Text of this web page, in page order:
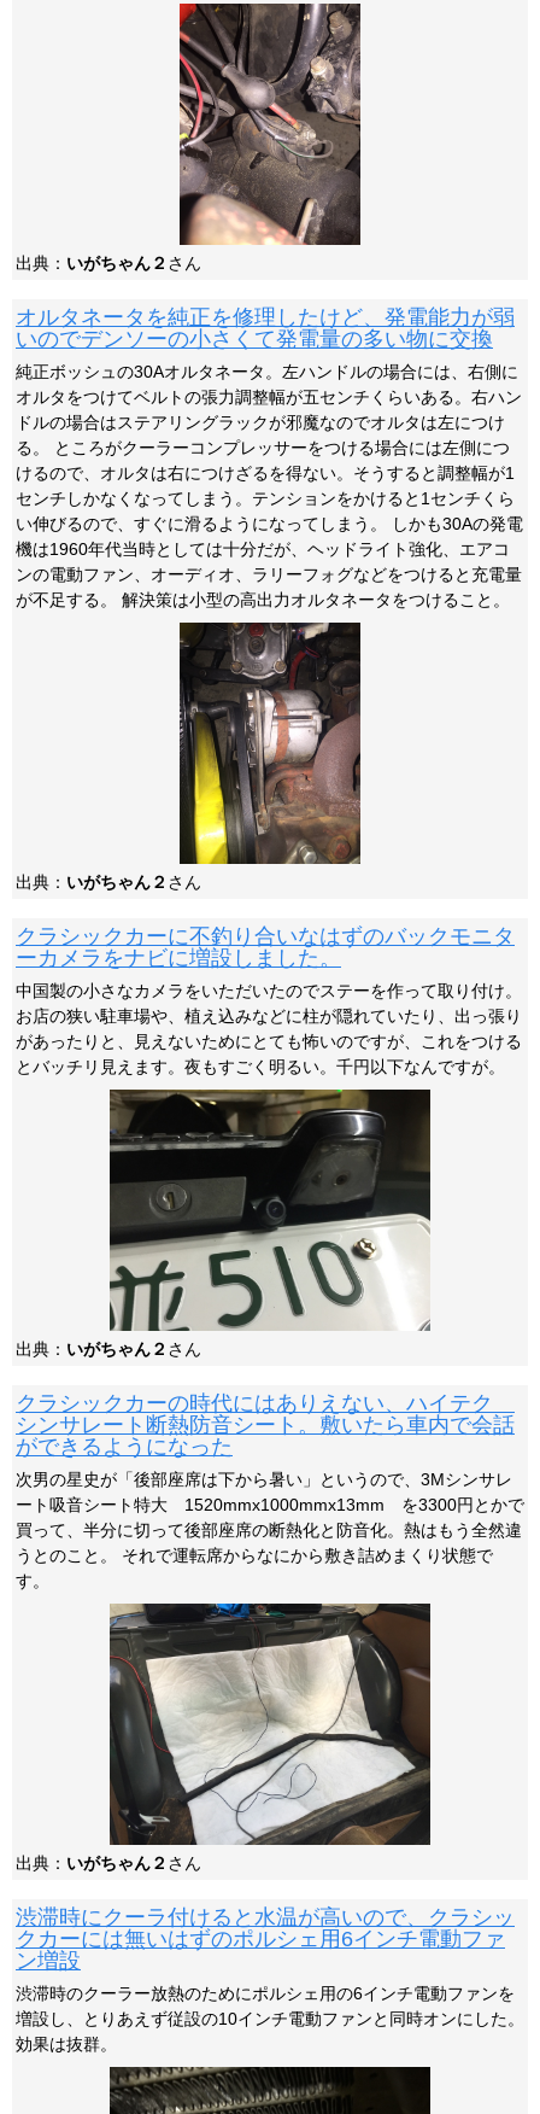
出典： いがちゃん２ さん
オルタネータを純正を修理したけど、発電能力が弱
いのでデンソーの小さくて発電量の多い物に交換
純正ボッシュの30Aオルタネータ。左ハンドルの場合には、右側に
オルタをつけてベルトの張力調整幅が五センチくらいある。右ハン
ドルの場合はステアリングラックが邪魔なのでオルタは左につけ
る。 ところがクーラーコンプレッサーをつける場合には左側につ
けるので、オルタは右につけざるを得ない。そうすると調整幅が1
センチしかなくなってしまう。テンションをかけると1センチくら
い伸びるので、すぐに滑るようになってしまう。 しかも30Aの発電
機は1960年代当時としては十分だが、ヘッドライト強化、エアコ
ンの電動ファン、オーディオ、ラリーフォグなどをつけると充電量
が不足する。 解決策は小型の高出力オルタネータをつけること。
出典： いがちゃん２ さん
クラシックカーに不釣り合いなはずのバックモニタ
ーカメラをナビに増設しました。
中国製の小さなカメラをいただいたのでステーを作って取り付け。
お店の狭い駐車場や、植え込みなどに柱が隠れていたり、出っ張り
があったりと、見えないためにとても怖いのですが、これをつける
とバッチリ見えます。夜もすごく明るい。千円以下なんですが。
出典： いがちゃん２ さん
クラシックカーの時代にはありえない、ハイテク
シンサレート断熱防音シート。敷いたら車内で会話
ができるようになった
次男の星史が「後部座席は下から暑い」というので、3Mシンサレ
ート吸音シート特大 1520mmx1000mmx13mm を3300円とかで
買って、半分に切って後部座席の断熱化と防音化。熱はもう全然違
うとのこと。 それで運転席からなにから敷き詰めまくり状態で
す。
出典： いがちゃん２ さん
渋滞時にクーラ付けると水温が高いので、クラシッ
クカーには無いはずのポルシェ用6インチ電動ファ
ン増設
渋滞時のクーラー放熱のためにポルシェ用の6インチ電動ファンを
増設し、とりあえず従設の10インチ電動ファンと同時オンにした。
効果は抜群。